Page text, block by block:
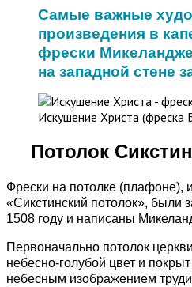
Самые важные
произведения в
фрески
на западной стене
Искушение Христа (фреска
Потолок
Фрески на потолке (плафоне),
«Сикстинский потолок», были
1508 году и написаны
Первоначально потолок
небесно-голубой цвет и
небесным изображением